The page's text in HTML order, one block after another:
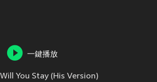
一鍵播放
Will You Stay (His Version)